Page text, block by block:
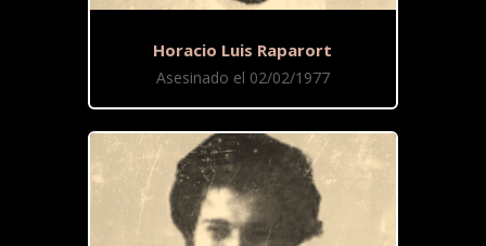
Horacio Luis Raparort
Asesinado el 02/02/1977